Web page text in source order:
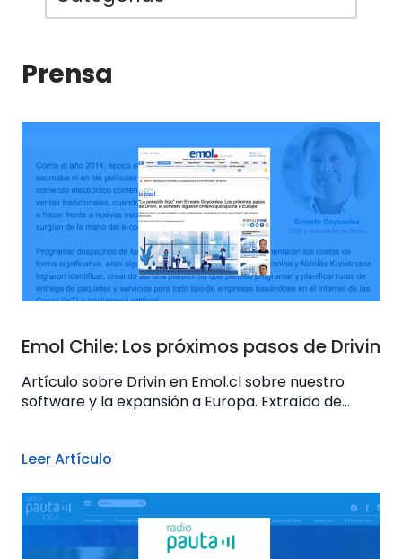
Prensa
Emol Chile: Los próximos pasos de Drivin
Artículo sobre Drivin en Emol.cl sobre nuestro
software y la expansión a Europa. Extraído de...
Leer Artículo